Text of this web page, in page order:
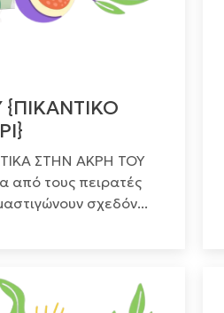
ΣΤΗΝ ΑΚΡΗ ΤΟΥ
από τους πειρατές
σχεδόν...